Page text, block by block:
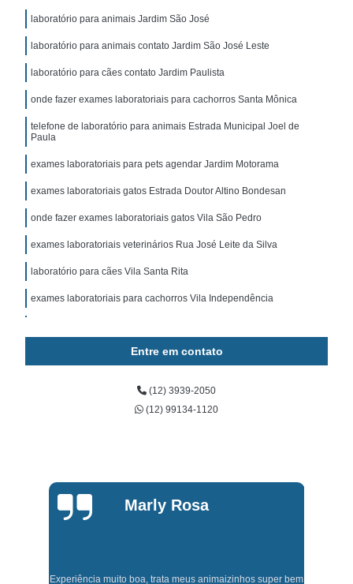
laboratório para animais Jardim São José
laboratório para animais contato Jardim São José Leste
laboratório para cães contato Jardim Paulista
onde fazer exames laboratoriais para cachorros Santa Mônica
telefone de laboratório para animais Estrada Municipal Joel de
Paula
exames laboratoriais para pets agendar Jardim Motorama
exames laboratoriais gatos Estrada Doutor Altino Bondesan
onde fazer exames laboratoriais gatos Vila São Pedro
exames laboratoriais veterinários Rua José Leite da Silva
laboratório para cães Vila Santa Rita
exames laboratoriais para cachorros Vila Independência
onde fazer exame bioquímico em cães Rua Eloy Porto
exames laboratoriais gatos Santa Mônica
exames laboratoriais em animais agendar Rua Benedita dos Santos
Entre em contato
(12) 3939-2050
(12) 99134-1120
Marly Rosa
Experiência muito boa, trata meus animaizinhos super bem